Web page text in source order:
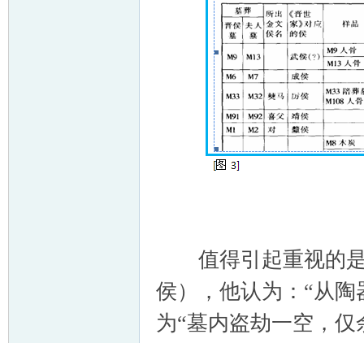
值得引起重视的是
侯），他认为：“从
为“墓内盗劫一空，